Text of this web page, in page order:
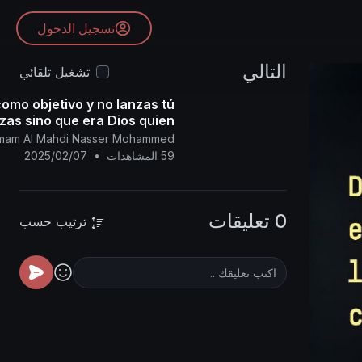
تسجيل الدخول
التالي
تشغيل تلقائي
objetivo y no lanzas tú
sino que era Dios quien
lanzaba.
Al Mahdi Nasser Mohammed
59 المشاهدات
•
2025/02/07
0 تعليقات ترتيب حسب